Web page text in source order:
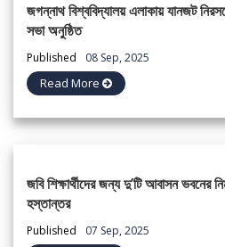
জগন্নাথ বিশ্ববিদ্যালয় এলাকায় যানজট
সভা অনুষ্ঠিত
Published 08 Sep, 2025
Read More
জবি শিক্ষার্থীদের জন্য দু’টি আবাসন ভবনের
হস্তান্তর
Published 07 Sep, 2025